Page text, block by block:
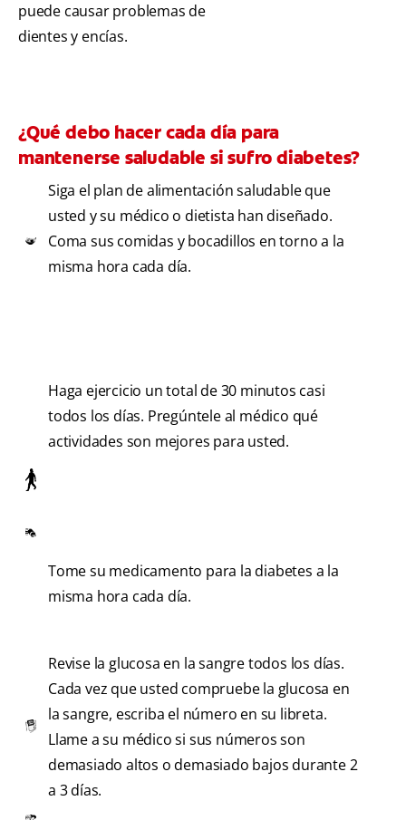
puede causar problemas de
dientes y encías.
¿Qué debo hacer cada día para
mantenerse saludable si sufro diabetes?
Siga el plan de alimentación saludable que
usted y su médico o dietista han diseñado.
Coma sus comidas y bocadillos en torno a la
misma hora cada día.
Haga ejercicio un total de 30 minutos casi
todos los días. Pregúntele al médico qué
actividades son mejores para usted.
Tome su medicamento para la diabetes a la
misma hora cada día.
Revise la glucosa en la sangre todos los días.
Cada vez que usted compruebe la glucosa en
la sangre, escriba el número en su libreta.
Llame a su médico si sus números son
demasiado altos o demasiado bajos durante 2
a 3 días.